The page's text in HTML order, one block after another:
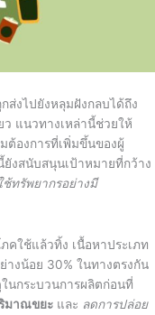
ส่งไปยังหลุมฝังกลบได้ถึง
แนวทางเหล่านี้ช่วยให้
ต้องการที่เพิ่มขึ้นของผู้
งสนับสนุนเป้าหมายที่กว้าง
ช้ทรัพยากรอย่างมี
คใช้แล้วทิ้ง เนื้อหาประเภท
างน้อย 30% ในทางตรงกัน
นกระบวนการผลิตก่อนที่
มาณขยะ และ ลดการปล่อย